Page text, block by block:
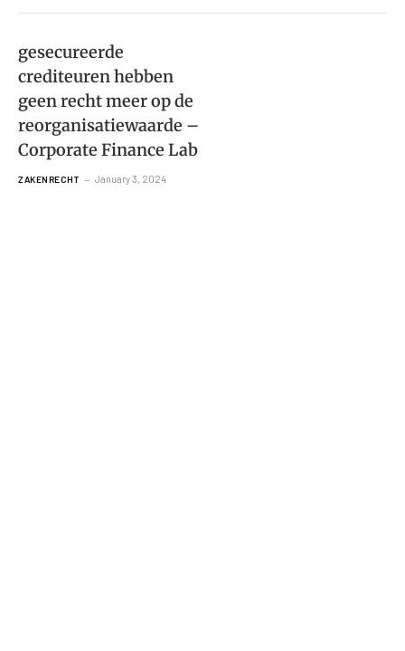
gesecureerde
crediteuren hebben
geen recht meer op de
reorganisatiewaarde –
Corporate Finance Lab
ZAKENRECHT January 3, 2024